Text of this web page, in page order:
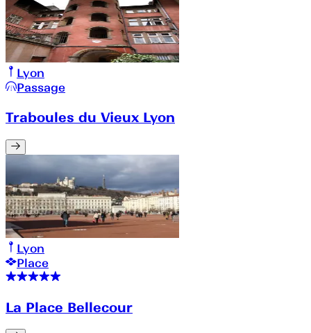
Lyon
Passage
Traboules du Vieux Lyon
Lyon
Place
La Place Bellecour